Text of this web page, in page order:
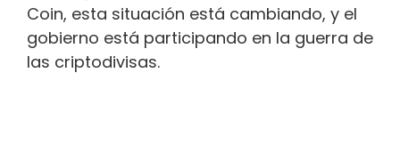
Coin, esta situación está cambiando, y el
gobierno está participando en la guerra de
las criptodivisas.